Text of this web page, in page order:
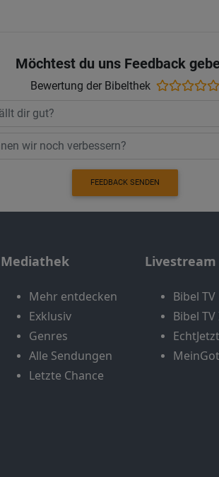
Möchtest du uns Feedback
Bewertung der Bibelthek
FEEDBACK SENDEN
Mediathek
Mehr entdecken
Exklusiv
Genres
Alle Sendungen
Letzte Chance
Livestream
Bibel TV
Bibel
EchtJetzt